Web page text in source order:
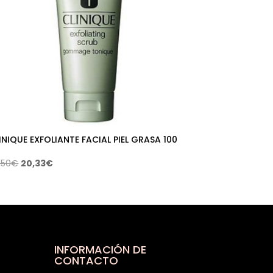
EXFOLIANTE FACIAL PIEL GRASA 100
€ El
era:
20,33€El
es:
INFORMACIÓN DE
CONTACTO